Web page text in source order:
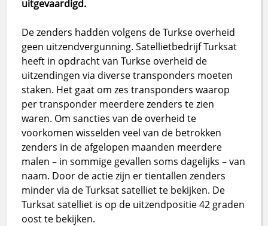
uitgevaardigd.
De zenders hadden volgens de Turkse overheid
geen uitzendvergunning. Satellietbedrijf Turksat
heeft in opdracht van Turkse overheid de
uitzendingen via diverse transponders moeten
staken. Het gaat om zes transponders waarop
per transponder meerdere zenders te zien
waren. Om sancties van de overheid te
voorkomen wisselden veel van de betrokken
zenders in de afgelopen maanden meerdere
malen – in sommige gevallen soms dagelijks – van
naam. Door de actie zijn er tientallen zenders
minder via de Turksat satelliet te bekijken. De
Turksat satelliet is op de uitzendpositie 42 graden
oost te bekijken.